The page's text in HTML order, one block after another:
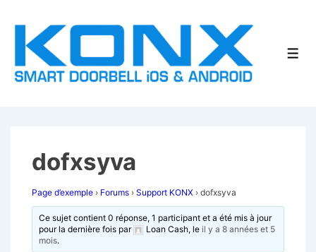
passer
contenu
dofxsyva
Page d’exemple › Forums › Support KONX › dofxsyva
Ce sujet contient 0 réponse, 1 participant et a été mis à jour
pour la dernière fois par
Loan Cash, leil y a 8 années et 5
mois.